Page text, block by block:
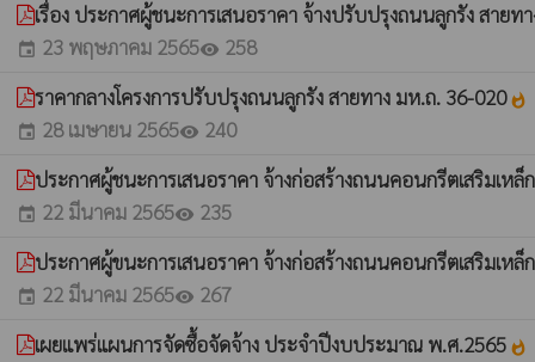
เรื่อง ประกาศผู้ชนะการเสนอราคา จ้างปรับปรุงถนนลูกรัง สา
event 23 พฤษภาคม 2565visibility 258
ราคากลางโครงการปรับปรุงถนนลูกรัง สายทาง มห.ถ. 36-020whatshot
event 28 เมษายน 2565visibility 240
ประกาศผู้ชนะการเสนอราคา จ้างก่อสร้างถนนคอนกรีตเสริมเ
event 22 มีนาคม 2565visibility 235
ประกาศผู้ขนะการเสนอราคา จ้างก่อสร้างถนนคอนกรีตเสริมเ
event 22 มีนาคม 2565visibility 267
เผยแพร่แผนการจัดซื้อจัดจ้าง ประจำปีงบประมาณ พ.ศ.2565 whatshot